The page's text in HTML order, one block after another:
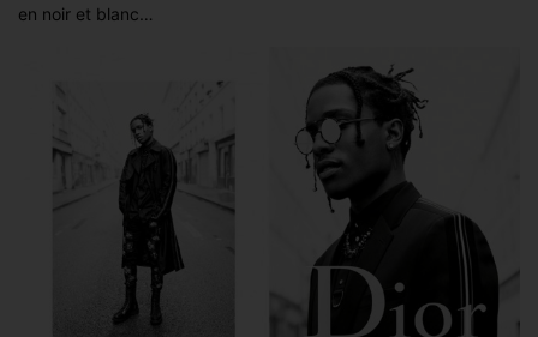
en noir et blanc…